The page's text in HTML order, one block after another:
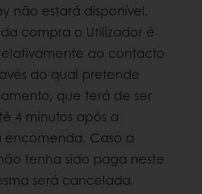
não estará disponível.
compra o Utilizador é
ao contacto
do qual pretende
que terá de ser
4 minutos após a
encomenda. Caso a
tenha sido paga neste
será cancelada.